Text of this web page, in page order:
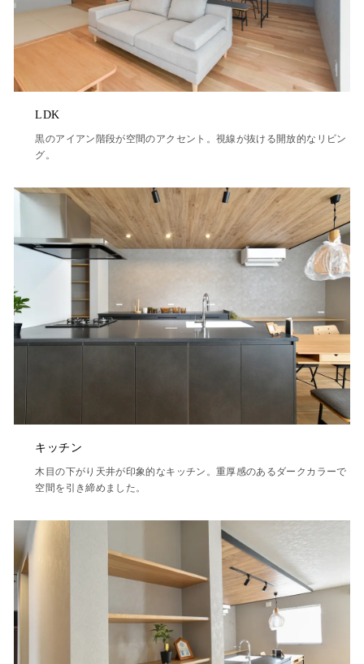
LDK
黒のアイアン階段が空間のアクセント。視線が抜ける開放的なリビン
グ。
キッチン
木目の下がり天井が印象的なキッチン。重厚感のあるダークカラーで
空間を引き締めました。